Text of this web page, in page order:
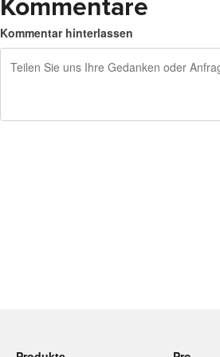
Kommentare
Kommentar hinterlassen